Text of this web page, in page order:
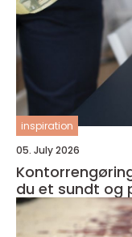
inspiration
05. July 2026
du et sundt og